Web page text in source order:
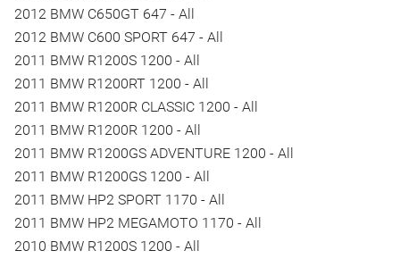
2012 BMW C650GT 647 - All
2012 BMW C600 SPORT 647 - All
2011 BMW R1200S 1200 - All
2011 BMW R1200RT 1200 - All
2011 BMW R1200R CLASSIC 1200 - All
2011 BMW R1200R 1200 - All
2011 BMW R1200GS ADVENTURE 1200 - All
2011 BMW R1200GS 1200 - All
2011 BMW HP2 SPORT 1170 - All
2011 BMW HP2 MEGAMOTO 1170 - All
2010 BMW R1200S 1200 - All